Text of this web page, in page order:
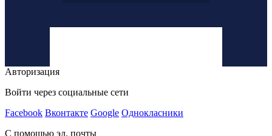
Авторизация
Войти через социальные сети
Facebook Вконтакте Google Однокласники
С помощью эл. почты